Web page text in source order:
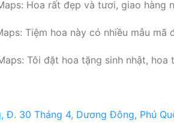
Hoa rất đẹp và tươi, giao
Tiệm hoa này có nhiều mẫu
Tôi đặt hoa tặng sinh nhật,
Đ. 30 Tháng 4, Dương Đông, Phú